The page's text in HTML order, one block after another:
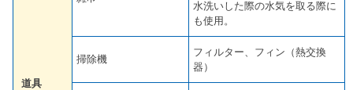
道具
水洗いした際の水気を取る際に
も使用。
掃除機
フィルター、フィン（熱交換
器）